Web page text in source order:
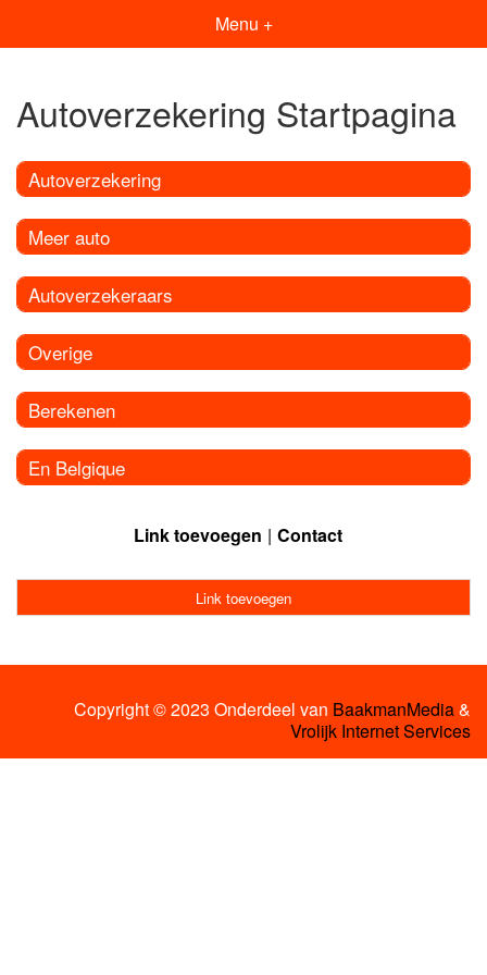
Menu +
Autoverzekering Startpagina
Autoverzekering
Meer auto
Autoverzekeraars
Overige
Berekenen
En Belgique
Link toevoegen Contact
Link toevoegen
Copyright © 2023 Onderdeel van BaakmanMedia&
Vrolijk Internet Services